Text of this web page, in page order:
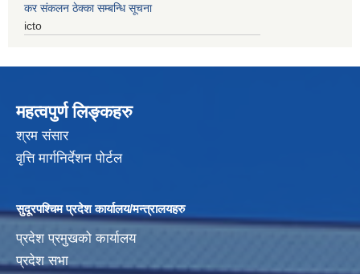
कर संकलन ठेक्का सम्बन्धि सूचना
icto
महत्वपुर्ण लिङ्कहरु
श्रम संसार
वृत्ति मार्गनिर्देशन पोर्टल
सुदूरपश्चिम प्रदेश कार्यालय/मन्त्रालयहरु
प्रदेश प्रमुखको कार्यालय
प्रदेश सभा